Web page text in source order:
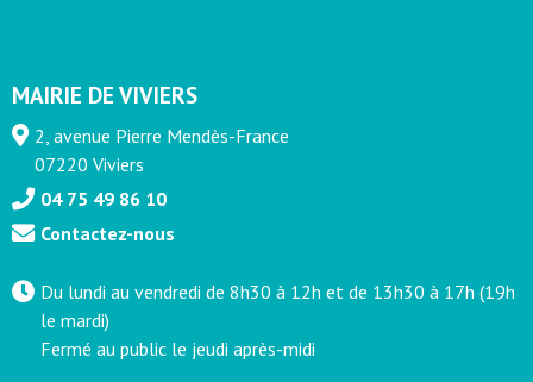
MAIRIE DE VIVIERS
2, avenue Pierre Mendès-France
07220 Viviers
04 75 49 86 10
Contactez-nous
Du lundi au vendredi de 8h30 à 12h et de 13h30 à 17h (19h
le mardi)
Fermé au public le jeudi après-midi